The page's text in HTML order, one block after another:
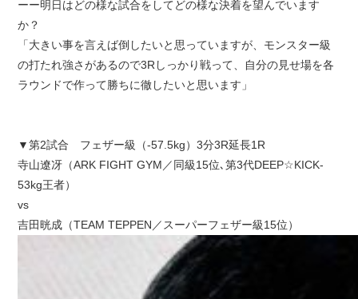
ーー明日はどの様な試合をしてどの様な決着を望んでいます
か？
「大きい事を言えば倒したいと思っていますが、モンスター級
の打たれ強さがあるので3Rしっかり戦って、自分の見せ場を各
ラウンドで作って勝ちに徹したいと思います」
▼第2試合 フェザー級（-57.5kg）3分3R延長1R
寺山遼冴（ARK FIGHT GYM／同級15位､第3代DEEP☆KICK-
53kg王者）
vs
吉田晄成（TEAM TEPPEN／スーパーフェザー級15位）